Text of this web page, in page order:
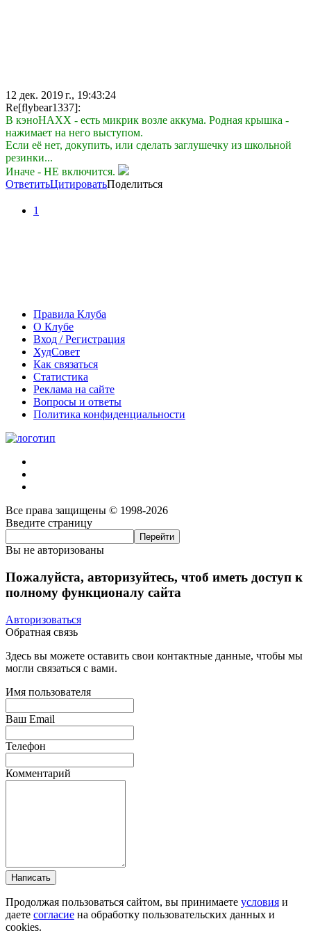
12 дек. 2019 г., 19:43:24
Re[flybear1337]:
В кэноНАХХ - есть микрик возле аккума. Родная крышка -
нажимает на него выступом.
Если её нет, докупить, или сделать заглушечку из школьной
резинки...
Иначе - НЕ включится.
ОтветитьЦитироватьПоделиться
1
Правила Клуба
О Клубе
Вход / Регистрация
ХудСовет
Как связаться
Статистика
Реклама на сайте
Вопросы и ответы
Политика конфиденциальности
Все права защищены © 1998-2026
Введите страницу
Вы не авторизованы
Пожалуйста, авторизуйтесь, чтоб иметь доступ к
полному функционалу сайта
Авторизоваться
Обратная связь
Здесь вы можете оставить свои контактные данные, чтобы мы
могли связаться с вами.
Имя пользователя
Ваш Email
Телефон
Комментарий
Написать
Продолжая пользоваться сайтом, вы принимаете условия и
даете согласие на обработку пользовательских данных и
cookies.